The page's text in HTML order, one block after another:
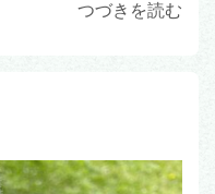
つづきを読む